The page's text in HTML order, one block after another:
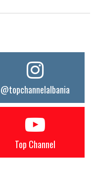
@topchannelalbania
Top Channel